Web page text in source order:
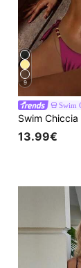
9
Swim
13.99€